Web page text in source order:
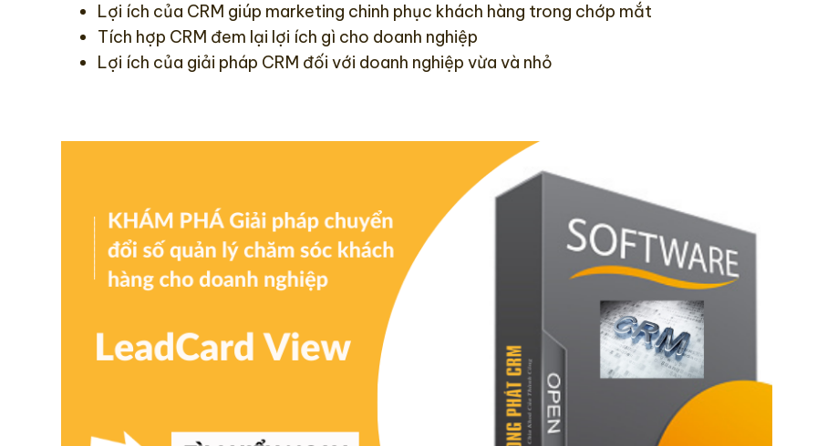
Lợi ích của CRM giúp marketing chinh phục khách hàng trong chớp mắt
Tích hợp CRM đem lại lợi ích gì cho doanh nghiệp
Lợi ích của giải pháp CRM đối với doanh nghiệp vừa và nhỏ